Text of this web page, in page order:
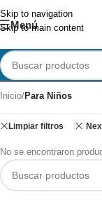
Skip to navigation
Skip to main content
Menú
Inicio/Para Niños
Limpiar filtros
No se encontraron